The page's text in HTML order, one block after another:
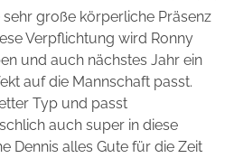
große körperliche Präsenz
Verpflichtung wird Ronny
und auch nächstes Jahr ein
auf die Mannschaft passt.
Typ und passt
auch super in diese
Dennis alles Gute für die Zeit